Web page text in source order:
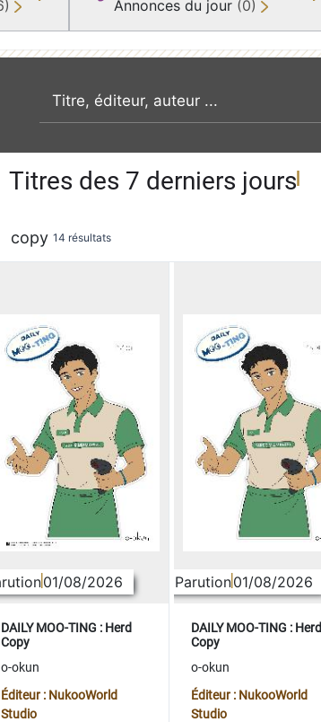
Annonces du jour (0)
recherche par mot clé
Titres des 7 derniers jours
copy 14 résultats
01/08/2026
DAILY MOO-TING : Herd
Copy
o-okun
Éditeur : NukooWorld
Studio
Parution01/08/2026
DAILY MOO-TING : Herd
Copy
o-okun
Éditeur : NukooWorld
Studio